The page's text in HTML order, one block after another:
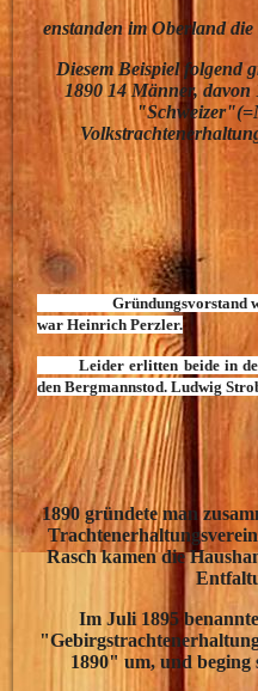
enstanden im Oberland
Diesem Beispiel folgend
1890 14 Männer,
Gründungsvorstand
war Heinrich Perzler.
Leider erlitten beide in den
den Bergmannstod. Ludwig
1890 gründete man
Rasch kamen die
Im Juli 1895
1890" um, und beging